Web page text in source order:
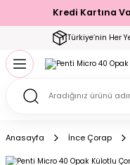
Kredi Kartına
Türkiye’nin Her
Geri
Geri
Geri
Geri
Setler
Geri
Geri
Geri
Çorap
Geri
Geri
Anasayfa İnce Çorap